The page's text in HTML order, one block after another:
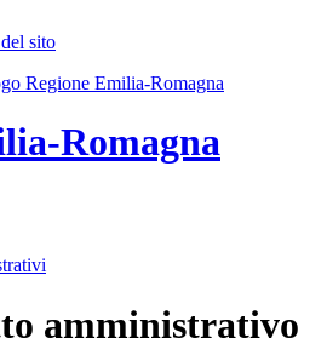
sito
Romagna
amministrativo